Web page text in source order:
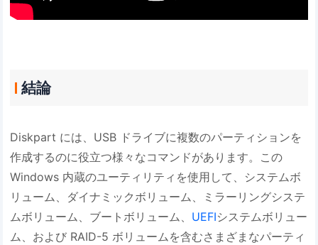
結論
Diskpart には、USB ドライブに複数のパーティションを
作成するのに役立つ様々なコマンドがあります。この
Windows 内蔵のユーティリティを使用して、システムボ
リューム、ダイナミックボリューム、ミラーリングシステ
ムボリューム、ブートボリューム、 UEFIシステムボリュー
ム、および RAID-5 ボリュームを含むさまざまなパーティ